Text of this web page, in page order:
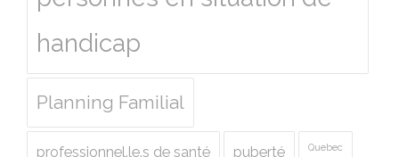
handicap
Planning Familial
professionnel.le.s de santé puberté Quebec